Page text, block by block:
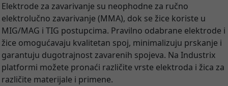
Elektrode za zavarivanje su neophodne za ručno
elektrolučno zavarivanje (MMA), dok se žice koriste u
MIG/MAG i TIG postupcima. Pravilno odabrane elektrode i
žice omogućavaju kvalitetan spoj, minimalizuju prskanje i
garantuju dugotrajnost zavarenih spojeva. Na Industrix
platformi možete pronaći različite vrste elektroda i žica za
različite materijale i primene.